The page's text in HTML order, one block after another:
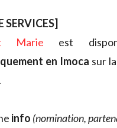
SERVICES]
Marie est
en Imoca sur la
.
info (nomination,